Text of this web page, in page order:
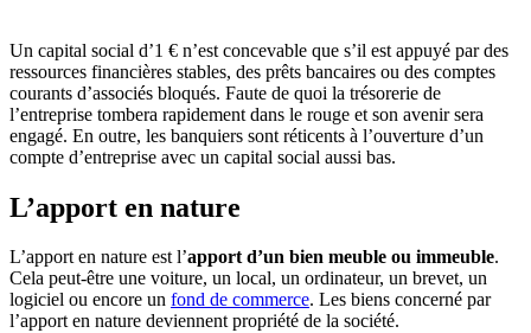
Un capital social d’1 € n’est concevable que s’il est appuyé par des
ressources financières stables, des prêts bancaires ou des comptes
courants d’associés bloqués. Faute de quoi la trésorerie de
l’entreprise tombera rapidement dans le rouge et son avenir sera
engagé. En outre, les banquiers sont réticents à l’ouverture d’un
compte d’entreprise avec un capital social aussi bas.
L’apport en nature
L’apport en nature est l’apport d’un bien meuble ou immeuble.
Cela peut-être une voiture, un local, un ordinateur, un brevet, un
logiciel ou encore un fond de commerce. Les biens concerné par
l’apport en nature deviennent propriété de la société.